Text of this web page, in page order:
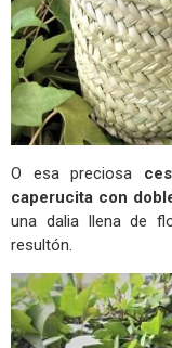
O esa preciosa
caperucita con
una dalia llena de
resultón.